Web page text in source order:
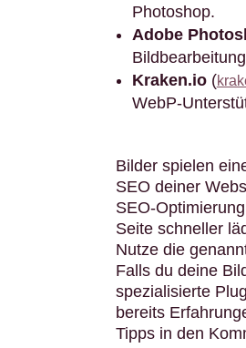
Photoshop.
Adobe
Kraken.io(
WebP-
Bilder spielen
SEO deiner
SEO-
Seite schneller
Nutze die
Falls du deine
spezialisierte
bereits
Tipps in den